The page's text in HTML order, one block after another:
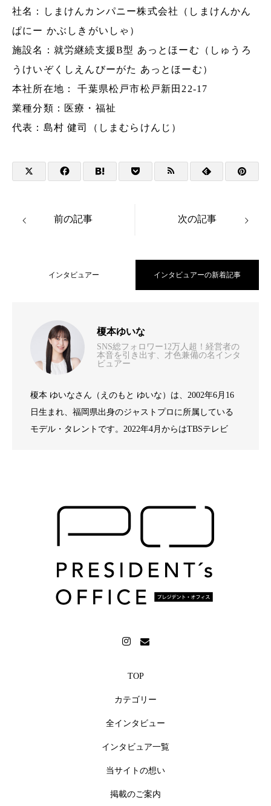
社名：しまけんカンパニー株式会社（しまけんかん
ぱにー かぶしきがいしゃ）
施設名：就労継続支援B型 あっとほーむ（しゅうろ
うけいぞくしえんびーがた あっとほーむ）
本社所在地： 千葉県松戸市松戸新田22-17
業種分類：医療・福祉
代表：島村 健司（しまむらけんじ）
前の記事 次の記事
インタビュアー インタビュアーの新着記事
榎本ゆいな
SNS総フォロワー12万人超！経営者の
本音を引き出す、才色兼備の名インタ
ビュアー
榎本 ゆいなさん（えのもと ゆいな）は、2002年6月16
日生まれ、福岡県出身のジャストプロに所属している
モデル・タレントです。2022年4月からはTBSテレビ
共演がSNSで大きな話題となり、SNS上でも大きな注目
を浴びました。プライベートでは読書やゲーム、映画
鑑賞など多彩な趣味を持ち、X（旧Twitter）では4.2万
人、Instagramでは8.6万人のフォロワーから日々温かい
在）今回、榎本さんにインタビュアーをお願いしたい
届けてくださることを期待しています。また、榎本さ
んの持つ親しみやすさは、インタビュー記事をより身
より多くの人々に伝える力となるでしょう。テレビと
SNSで培われた榎本さんの発信力は、インタビュー記事
える予防の最前線 – いかわデンタルクリ
ニック豊田 院長・医学博士 井川 浩海
2026.05.21 唯一のルールは「仲良くすること」――
元教員が挑む教育事業の革新-株式会社自
2026.05.21 親知らずに人生をかけた匠が不安を安心
TOP
カテゴリー
全インタビュー
インタビュア一覧
当サイトの想い
掲載のご案内